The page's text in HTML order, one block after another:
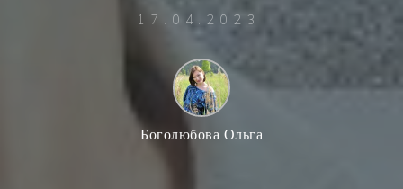
17.04.2023
Боголюбова Ольга